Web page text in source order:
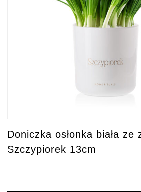
Doniczka osłonka biała ze
Szczypiorek 13cm